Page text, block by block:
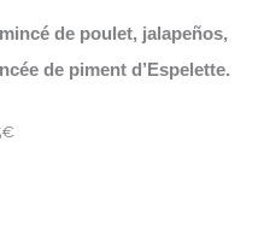
de poulet, jalapeños,
de piment d’Espelette.